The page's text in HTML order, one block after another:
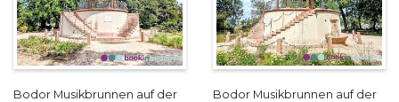
Bodor Musikbrunnen auf der
Bodor Musikbrunnen auf der